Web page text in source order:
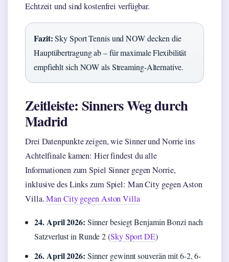
Echtzeit und sind kostenfrei verfügbar.
Fazit:Sky Sport Tennis und NOW decken die
Hauptübertragung ab – für maximale Flexibilität
empfiehlt sich NOW als Streaming-Alternative.
Zeitleiste: Sinners Weg durch
Madrid
Drei Datenpunkte zeigen, wie Sinner und Norrie ins
Achtelfinale kamen: Hier findest du alle
Informationen zum Spiel Sinner gegen Norrie,
inklusive des Links zum Spiel: Man City gegen Aston
Villa.Man City gegen Aston Villa
24. April 2026: Sinner besiegt Benjamin Bonzi nach
Satzverlust in Runde 2 (Sky Sport DE)
26. April 2026: Sinner gewinnt souverän mit 6-2, 6-